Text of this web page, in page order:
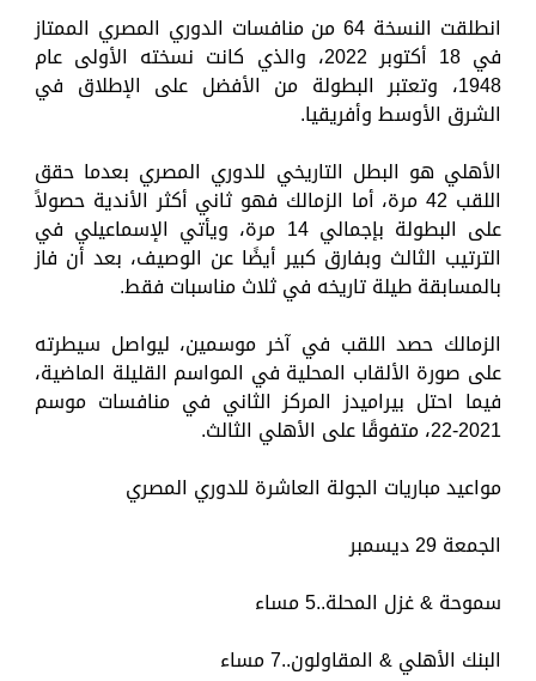
انطلقت النسخة 64 من منافسات الدوري المصري الممتاز
في 18 أكتوبر 2022، والذي كانت نسخته الأولى عام
1948، وتعتبر البطولة من الأفضل على الإطلاق في
الشرق الأوسط وأفريقيا.
الأهلي هو البطل التاريخي للدوري المصري بعدما حقق
اللقب 42 مرة، أما الزمالك فهو ثاني أكثر الأندية حصولاً
على البطولة بإجمالي 14 مرة، ويأتي الإسماعيلي في
الترتيب الثالث وبفارق كبير أيضًا عن الوصيف، بعد أن فاز
بالمسابقة طيلة تاريخه في ثلاث مناسبات فقط.
الزمالك حصد اللقب في آخر موسمين، ليواصل سيطرته
على صورة الألقاب المحلية في المواسم القليلة الماضية،
فيما احتل بيراميدز المركز الثاني في منافسات موسم
2021-22، متفوقًا على الأهلي الثالث.
مواعيد مباريات الجولة العاشرة للدوري المصري
الجمعة 29 ديسمبر
سموحة & غزل المحلة..5 مساء
البنك الأهلي & المقاولون..7 مساء